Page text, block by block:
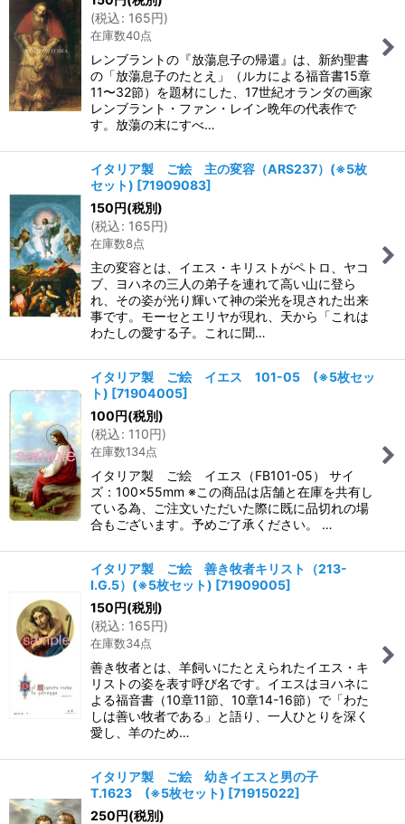
(税込: 165円)
在庫数40点
レンブラントの『放蕩息子の帰還』は、新約聖書
の「放蕩息子のたとえ」（ルカによる福音書15章
11〜32節）を題材にした、17世紀オランダの画家
レンブラント・ファン・レイン晩年の代表作で
す。放蕩の末にすべ…
イタリア製 ご絵 主の変容（ARS237）(※5枚
セット) [71909083]
150円(税別)
(税込: 165円)
在庫数8点
主の変容とは、イエス・キリストがペトロ、ヤコ
ブ、ヨハネの三人の弟子を連れて高い山に登ら
れ、その姿が光り輝いて神の栄光を現された出来
事です。モーセとエリヤが現れ、天から「これは
わたしの愛する子。これに聞…
イタリア製 ご絵 イエス 101-05 (※5枚セッ
ト) [71904005]
100円(税別)
(税込: 110円)
在庫数134点
イタリア製 ご絵 イエス（FB101-05） サイ
ズ：100×55mm ※この商品は店舗と在庫を共有し
ている為、ご注文いただいた際に既に品切れの場
合もございます。予めご了承ください。 …
イタリア製 ご絵 善き牧者キリスト（213-
I.G.5）(※5枚セット) [71909005]
150円(税別)
(税込: 165円)
在庫数34点
善き牧者とは、羊飼いにたとえられたイエス・キ
リストの姿を表す呼び名です。イエスはヨハネに
よる福音書（10章11節、10章14-16節）で「わた
しは善い牧者である」と語り、一人ひとりを深く
愛し、羊のため…
イタリア製 ご絵 幼きイエスと男の子
T.1623 (※5枚セット) [71915022]
250円(税別)